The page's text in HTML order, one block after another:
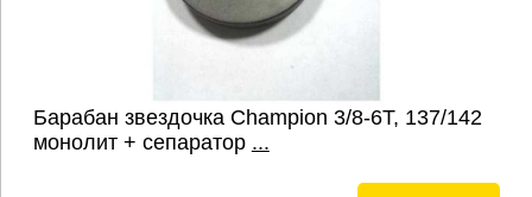
Барабан звездочка Champion 3/8-6Т, 137/142
монолит + сепаратор ...